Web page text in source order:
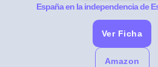
España en la independencia de
Ver Ficha
Amazon